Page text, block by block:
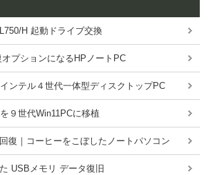
H 起動ドライブ交換
プションになるHPノートPC
ンテル４世代一体型ディスクトップPC
９世代Win11PCに移植
復｜コーヒーをこぼしたノートパソコン
USBメモリ データ復旧